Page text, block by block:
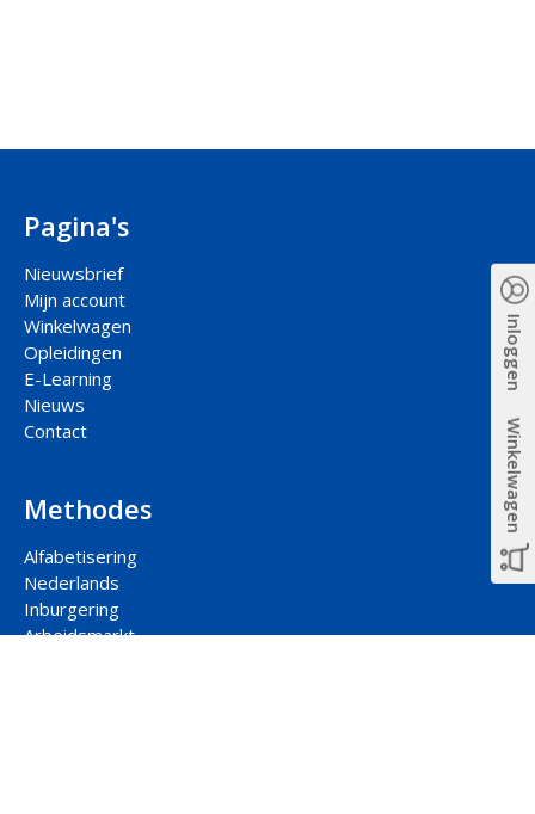
Inloggen
Winkelwagen
Pagina's
Nieuwsbrief
Mijn account
Winkelwagen
Opleidingen
E-Learning
Nieuws
Contact
Methodes
Alfabetisering
Nederlands
Inburgering
Arbeidsmarkt